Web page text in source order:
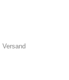
Versand